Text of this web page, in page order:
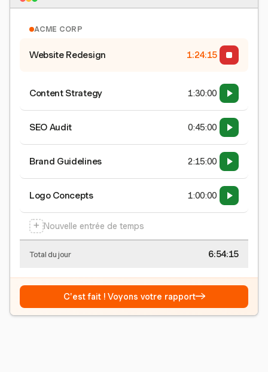
ACME CORP
Website Redesign 1:24:15
Content Strategy 1:30:00
SEO Audit 0:45:00
Brand Guidelines 2:15:00
Logo Concepts 1:00:00
+ Nouvelle entrée de temps
Total du jour 6:54:15
C'est fait ! Voyons votre rapport→